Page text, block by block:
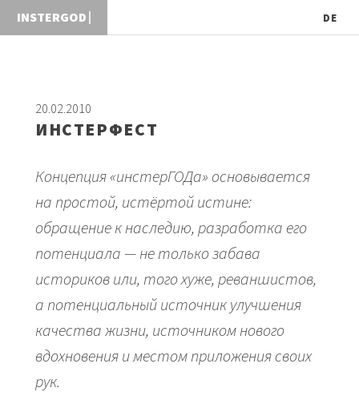
INST DE
20.02.2010
ИНСТЕРФЕСТ
Концепция «инстерГОДа» основывается
на простой, истёртой истине:
обращение к наследию, разработка его
потенциала — не только забава
историков или, того хуже, реваншистов,
а потенциальный источник улучшения
качества жизни, источником нового
вдохновения и местом приложения своих
рук.